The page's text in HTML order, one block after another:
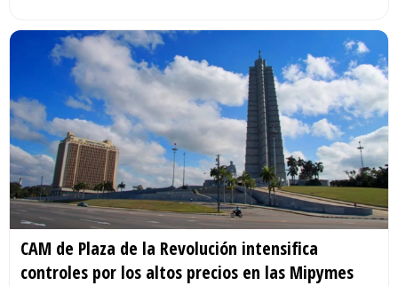
CAM de Plaza de la Revolución intensifica
controles por los altos precios en las Mipymes